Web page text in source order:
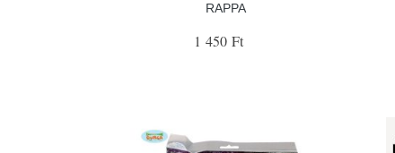
RAPPA
1 450 Ft